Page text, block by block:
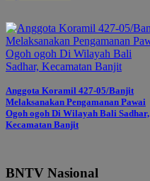
Anggota Koramil 427-05/Banjit
Melaksanakan Pengamanan Pawai
Ogoh ogoh Di Wilayah Bali Sadhar,
Kecamatan Banjit
BNTV Nasional